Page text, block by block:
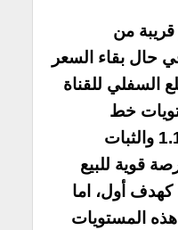
قريبة من
حال بقاء السعر
السفلي للقناة
خط
المقاومة عند أسعار 1.1760 والثبات
قوية للبيع
بأهداف تصل الى 1.1690 كهدف أول، اما
المستويات